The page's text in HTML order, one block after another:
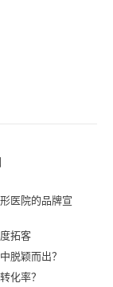
医院的品牌宣
拓客
脱颖而出？
化率？